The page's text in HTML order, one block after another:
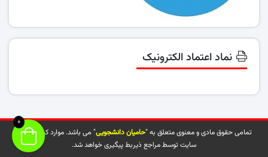
نماد اعتماد الکترونیک
تمامی حقوق مادی و معنوی متعلق به "حامیان دانشجویی" می باشد. موارد کپی شده از
سایت توسط مراجع ذیربط پیگیری خواهد شد.
0